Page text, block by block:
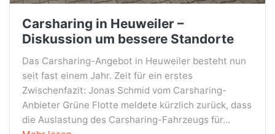
Carsharing in Heuweiler –
Diskussion um bessere Standorte
Das Carsharing-Angebot in Heuweiler besteht nun
seit fast einem Jahr. Zeit für ein erstes
Zwischenfazit: Jonas Schmid vom Carsharing-
Anbieter Grüne Flotte meldete kürzlich zurück, dass
die Auslastung des Carsharing-Fahrzeugs für...